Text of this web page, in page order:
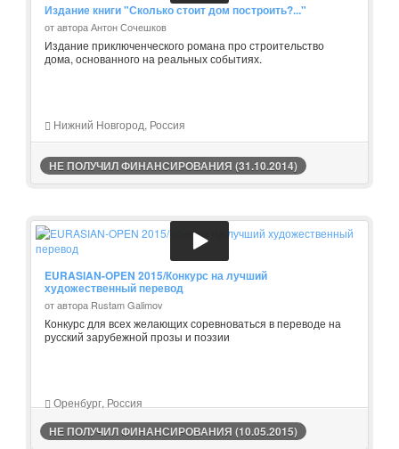
Издание книги "Сколько стоит дом построить?..."
от автора Антон Сочешков
Издание приключенческого романа про строительство
дома, основанного на реальных событиях.
Нижний Новгород, Россия
НЕ ПОЛУЧИЛ ФИНАНСИРОВАНИЯ (31.10.2014)
EURASIAN-OPEN 2015/Конкурс на лучший
художественный перевод
от автора Rustam Galimov
Конкурс для всех желающих соревноваться в переводе на
русский зарубежной прозы и поэзии
Оренбург, Россия
НЕ ПОЛУЧИЛ ФИНАНСИРОВАНИЯ (10.05.2015)